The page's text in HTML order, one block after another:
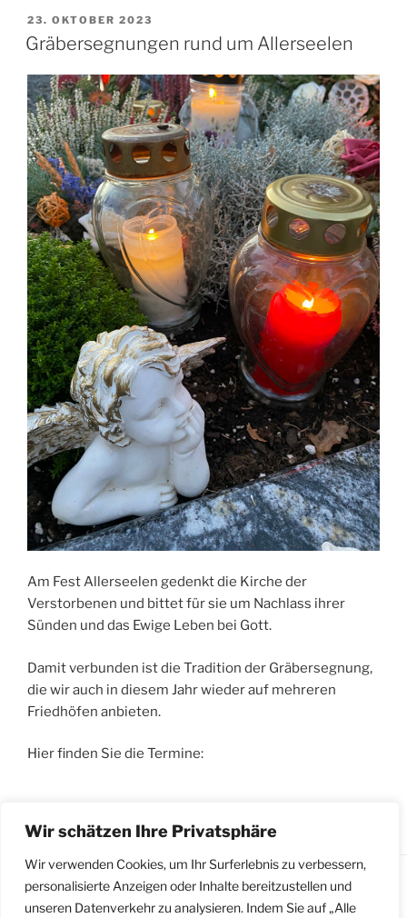
Wir schätzen Ihre Privatsphäre
Wir verwenden Cookies, um Ihr Surferlebnis zu verbessern,
personalisierte Anzeigen oder Inhalte bereitzustellen und
unseren Datenverkehr zu analysieren. Indem Sie auf „Alle
VERÖFFENTLICHT
AM
23. OKTOBER 2023
Gräbersegnungen rund um Allerseelen
Am Fest Allerseelen gedenkt die Kirche der
Verstorbenen und bittet für sie um Nachlass ihrer
Sünden und das Ewige Leben bei Gott.
Damit verbunden ist die Tradition der Gräbersegnung,
die wir auch in diesem Jahr wieder auf mehreren
Friedhöfen anbieten.
Hier finden Sie die Termine:
rund
um
Allerseelen“